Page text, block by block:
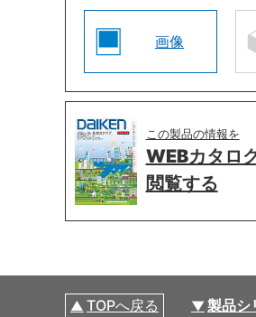
画像
この製品の情報を
WEBカタロ
閲覧する
TOPへ戻る 製品シ